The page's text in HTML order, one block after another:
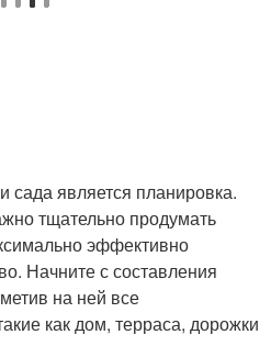
является планировка.
тщательно продумать
эффективно
Начните с составления
на ней все
как дом, терраса, дорожки